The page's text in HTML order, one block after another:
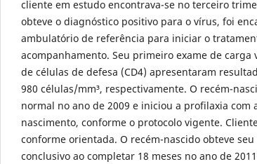
cliente em estudo encontrava-se no terceiro
obteve o diagnóstico positivo para o vírus, foi
ambulatório de referência para iniciar o
acompanhamento. Seu primeiro exame de carga
de células de defesa (CD4) apresentaram
980 células/mm³, respectivamente. O recém-
normal no ano de 2009 e iniciou a profilaxia com
nascimento, conforme o protocolo vigente.
conforme orientada. O recém-nascido obteve
conclusivo ao completar 18 meses no ano de